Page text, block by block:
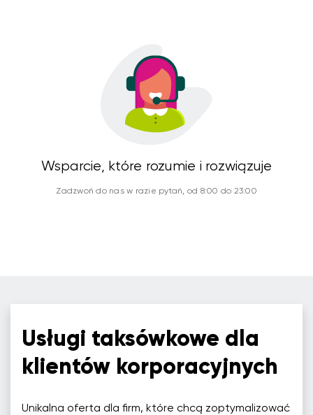
Wsparcie, które rozumie i rozwiązuje
Zadzwoń do nas w razie pytań, od 8:00 do 23:00
Usługi taksówkowe dla
klientów korporacyjnych
Unikalna oferta dla firm, które chcą zoptymalizować